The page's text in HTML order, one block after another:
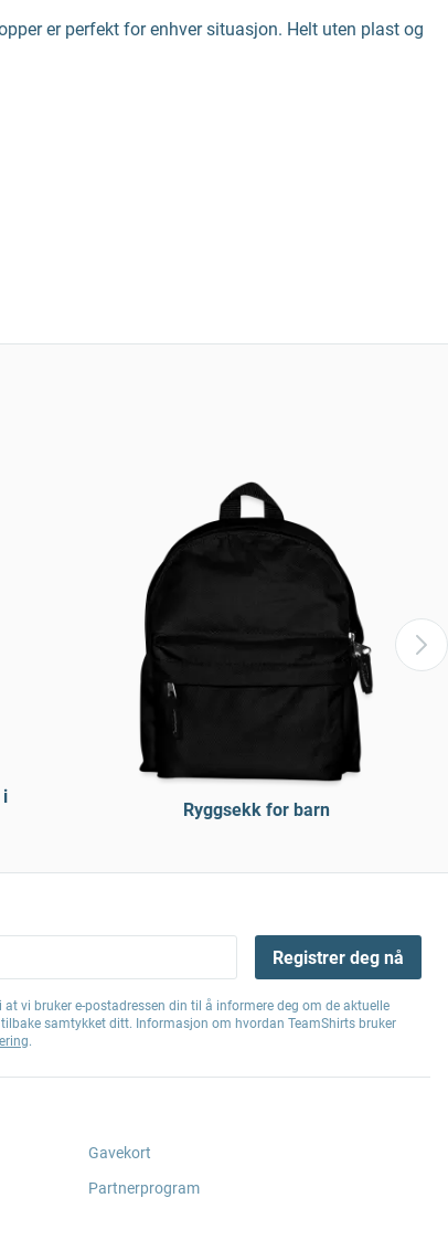
er perfekt for enhver situasjon. Helt uten plast og
i
Ryggsekk for barn
Registrer deg nå
vi bruker e-postadressen din til å informere deg om de aktuelle
samtykket ditt. Informasjon om hvordan TeamShirts bruker
.
Gavekort
Partnerprogram